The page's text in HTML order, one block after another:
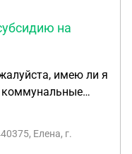
на
Елена, г.